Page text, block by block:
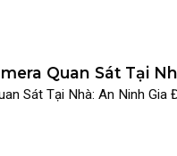
Quan Sát Tại
2025
Sát Tại Nhà: An Ninh Gia